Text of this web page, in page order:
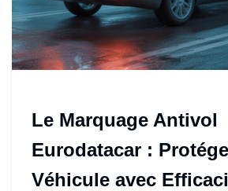
Le Marquage Antivol
Eurodatacar :
Véhicule avec